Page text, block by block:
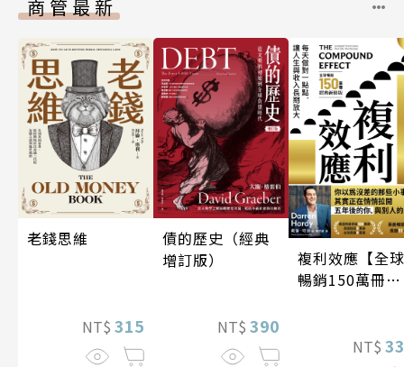
商管最新
老錢思維
NT$ 315
債的歷史（經典
增訂版）
NT$ 390
複利效應【全球
暢銷150萬冊・
NT$